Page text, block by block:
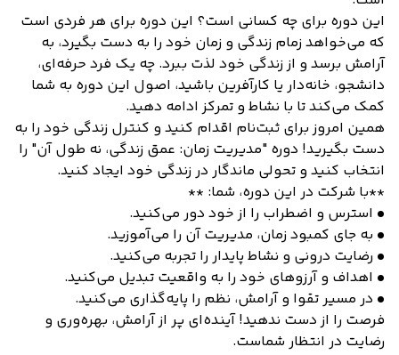
این دوره برای چه کسانی است؟ این دوره برای هر فردی است
که می‌خواهد زمام زندگی و زمان خود را به دست بگیرد، به
آرامش برسد و از زندگی خود لذت ببرد. چه یک فرد حرفه‌ای،
دانشجو، خانه‌دار یا کارآفرین باشید، اصول این دوره به شما
کمک می‌کند تا با نشاط و تمرکز ادامه دهید.
همین امروز برای ثبت‌نام اقدام کنید و کنترل زندگی خود را به
دست بگیرید! دوره "مدیریت زمان: عمق زندگی، نه طول آن" را
انتخاب کنید و تحولی ماندگار در زندگی خود ایجاد کنید.
**با شرکت در این دوره، شما: **
• استرس و اضطراب را از خود دور می‌کنید.
• به جای کمبود زمان، مدیریت آن را می‌آموزید.
• رضایت درونی و نشاط پایدار را تجربه می‌کنید.
• اهداف و آرزوهای خود را به واقعیت تبدیل می‌کنید.
• در مسیر تقوا و آرامش، نظم را پایه‌گذاری می‌کنید.
فرصت را از دست ندهید! آینده‌ای پر از آرامش، بهره‌وری و
رضایت در انتظار شماست.